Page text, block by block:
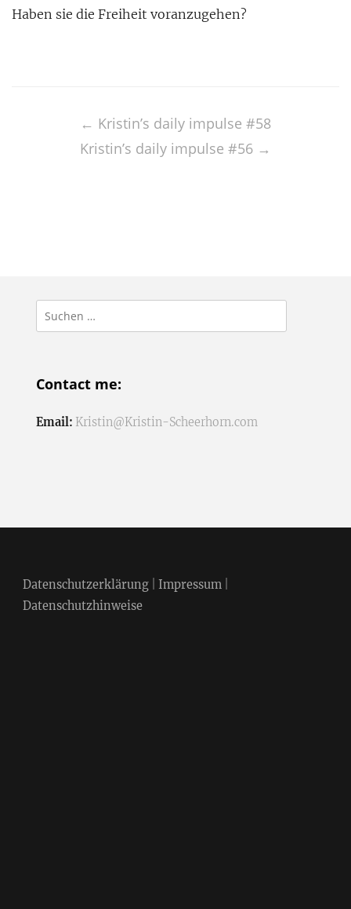
Haben sie die Freiheit voranzugehen?
navigation
← Kristin’s daily impulse #58
Kristin’s daily impulse #56 →
Suchen
nach:
Contact me:
Email: Kristin@Kristin-Scheerhorn.com
Datenschutzerklärung| Impressum|
Datenschutzhinweise